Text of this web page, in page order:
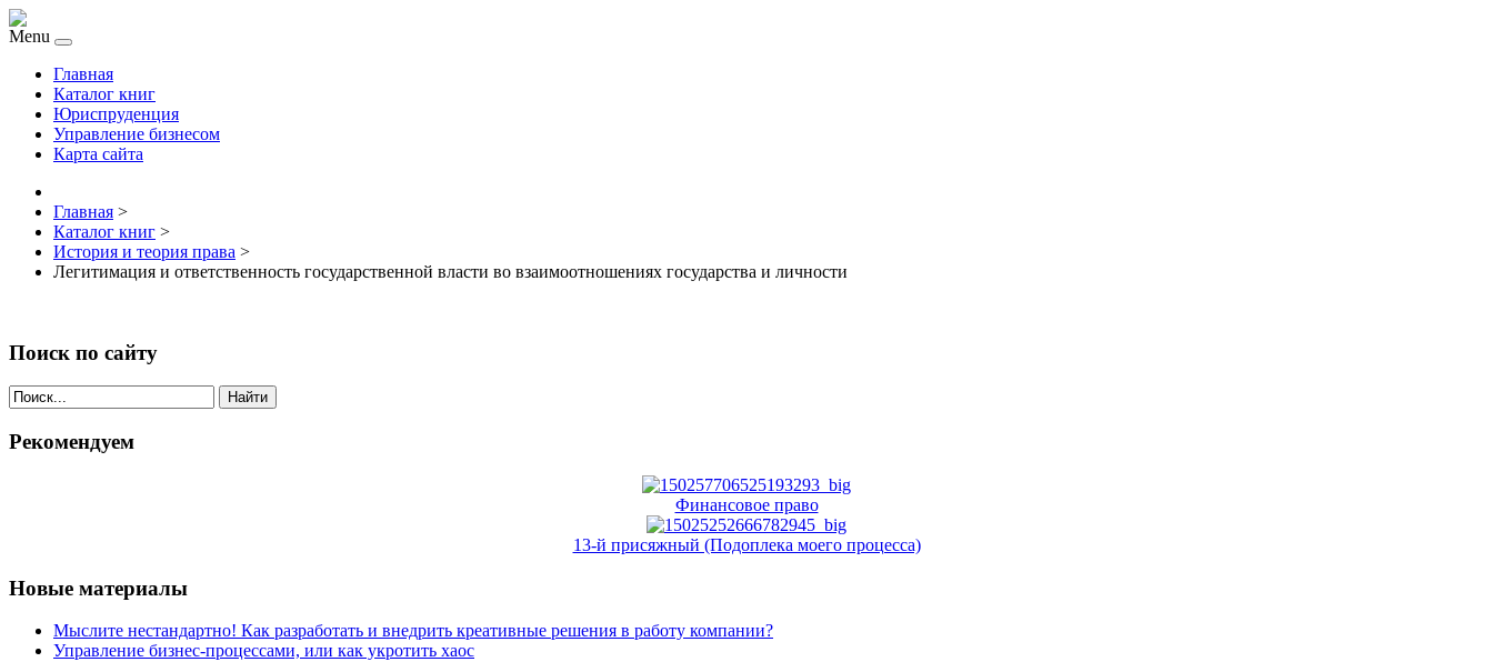
Menu
Главная
Каталог книг
Юриспруденция
Управление бизнесом
Карта сайта
Главная >
Каталог книг >
История и теория права >
Легитимация и ответственность государственной власти во взаимоотношениях государства и личности
Поиск по сайту
Найти
Рекомендуем
Финансовое право
13-й присяжный (Подоплека моего процесса)
Новые материалы
Мыслите нестандартно! Как разработать и внедрить креативные решения в работу компании?
Управление бизнес-процессами, или как укротить хаос